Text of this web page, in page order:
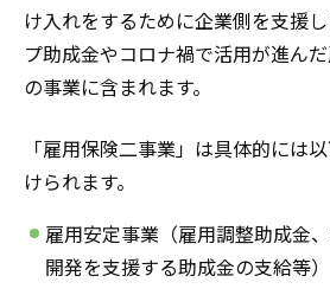
け入れをするために企業側を支援
プ助成金やコロナ禍で活用が進ん
の事業に含まれます。
「雇用保険二事業」は具体的には
けられます。
雇用安定事業（雇用調整助成金
開発を支援する助成金の支給等）